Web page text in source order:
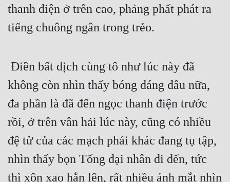
thanh điện ở trên cao, phảng phất phát ra
tiếng chuông ngân trong trẻo.
không còn nhìn thấy bóng dáng đâu nữa,
đa phần là đã đến ngọc thanh điện trước
rồi, ở trên vân hải lúc này, cũng có nhiều
đệ tử của các mạch phái khác đang tụ tập,
nhìn thấy bọn Tống đại nhân đi đến, tức
thì xôn xao hẳn lên, rất nhiều ánh mắt nhìn